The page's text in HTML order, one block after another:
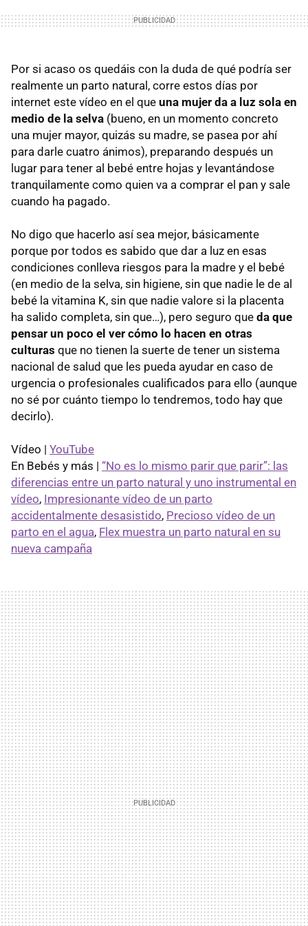
Por si acaso os quedáis con la duda de qué podría ser
realmente un parto natural, corre estos días por
internet este vídeo en el que una mujer da a luz sola en
medio de la selva (bueno, en un momento concreto
una mujer mayor, quizás su madre, se pasea por ahí
para darle cuatro ánimos), preparando después un
lugar para tener al bebé entre hojas y levantándose
tranquilamente como quien va a comprar el pan y sale
cuando ha pagado.
No digo que hacerlo así sea mejor, básicamente
porque por todos es sabido que dar a luz en esas
condiciones conlleva riesgos para la madre y el bebé
(en medio de la selva, sin higiene, sin que nadie le de al
bebé la vitamina K, sin que nadie valore si la placenta
ha salido completa, sin que…), pero seguro que da que
pensar un poco el ver cómo lo hacen en otras
culturas que no tienen la suerte de tener un sistema
nacional de salud que les pueda ayudar en caso de
urgencia o profesionales cualificados para ello (aunque
no sé por cuánto tiempo lo tendremos, todo hay que
decirlo).
Vídeo | YouTube
En Bebés y más | “No es lo mismo parir que parir”: las
diferencias entre un parto natural y uno instrumental en
vídeo, Impresionante vídeo de un parto
accidentalmente desasistido, Precioso vídeo de un
parto en el agua, Flex muestra un parto natural en su
nueva campaña